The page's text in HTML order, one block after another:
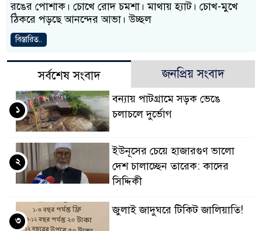
রঙের পোশাক। চোখে রোদ চমশা। মাথায় হ্যাট। চোখ-মুখে
ঠিকরে পড়ছে আনন্দের আভা। উচ্ছল
বিস্তারিত..
সর্বশেষ সংবাদ জনপ্রিয় সংবাদ
বন্যায় পাটগ্রামে সড়ক ভেঙে
চলাচলে দুর্ভোগ
১
ইউনূসের চেয়ে হাজারগুণ ভালো
দেশ চালাচ্ছেন তারেক: কাদের
সিদ্দিকী
২
জুলাই জাদুঘরে টিকিট জালিয়াতি!
৩